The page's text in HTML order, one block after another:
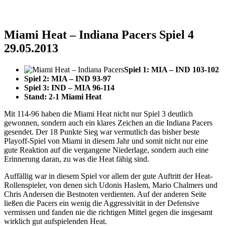
Miami Heat – Indiana Pacers Spiel 4
29.05.2013
Spiel 1: MIA – IND 103-102
Spiel 2: MIA – IND 93-97
Spiel 3: IND – MIA 96-114
Stand: 2-1 Miami Heat
Mit 114-96 haben die Miami Heat nicht nur Spiel 3 deutlich
gewonnen, sondern auch ein klares Zeichen an die Indiana Pacers
gesendet. Der 18 Punkte Sieg war vermutlich das bisher beste
Playoff-Spiel von Miami in diesem Jahr und somit nicht nur eine
gute Reaktion auf die vergangene Niederlage, sondern auch eine
Erinnerung daran, zu was die Heat fähig sind.
Auffällig war in diesem Spiel vor allem der gute Auftritt der Heat-
Rollenspieler, von denen sich Udonis Haslem, Mario Chalmers und
Chris Andersen die Bestnoten verdienten. Auf der anderen Seite
ließen die Pacers ein wenig die Aggressivität in der Defensive
vermissen und fanden nie die richtigen Mittel gegen die insgesamt
wirklich gut aufspielenden Heat.